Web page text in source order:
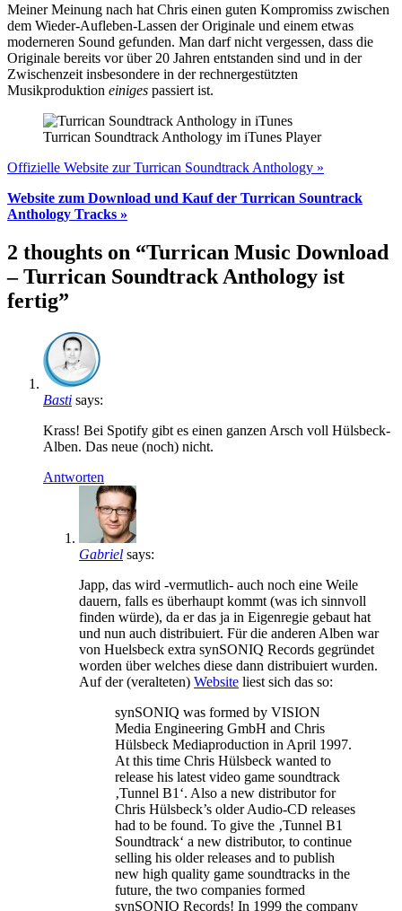
Meiner Meinung nach hat Chris einen guten Kompromiss zwischen
dem Wieder-Aufleben-Lassen der Originale und einem etwas
moderneren Sound gefunden. Man darf nicht vergessen, dass die
Originale bereits vor über 20 Jahren entstanden sind und in der
Zwischenzeit insbesondere in der rechnergestützten
Musikproduktion einiges passiert ist.
Turrican Soundtrack Anthology im iTunes Player
Offizielle Website zur Turrican Soundtrack Anthology »
Website zum Download und Kauf der Turrican Sountrack
Anthology Tracks »
2 thoughts on “Turrican Music Download
– Turrican Soundtrack Anthology ist
fertig”
Basti says:
Krass! Bei Spotify gibt es einen ganzen Arsch voll Hülsbeck-
Alben. Das neue (noch) nicht.
Antworten
Gabriel says:
Japp, das wird -vermutlich- auch noch eine Weile
dauern, falls es überhaupt kommt (was ich sinnvoll
finden würde), da er das ja in Eigenregie gebaut hat
und nun auch distribuiert. Für die anderen Alben war
von Huelsbeck extra synSONIQ Records gegründet
worden über welches diese dann distribuiert wurden.
Auf der (veralteten) Website liest sich das so:
synSONIQ was formed by VISION
Media Engineering GmbH and Chris
Hülsbeck Mediaproduction in April 1997.
At this time Chris Hülsbeck wanted to
release his latest video game soundtrack
‚Tunnel B1‘. Also a new distributor for
Chris Hülsbeck’s older Audio-CD releases
had to be found. To give the ‚Tunnel B1
Soundtrack‘ a new distributor, to continue
selling his older releases and to publish
new high quality game soundtracks in the
future, the two companies formed
synSONIQ Records! In 1999 the company